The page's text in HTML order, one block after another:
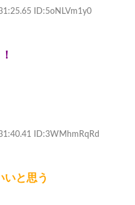
ID:5oNLVm1y0
ID:3WMhmRqRd
と思う